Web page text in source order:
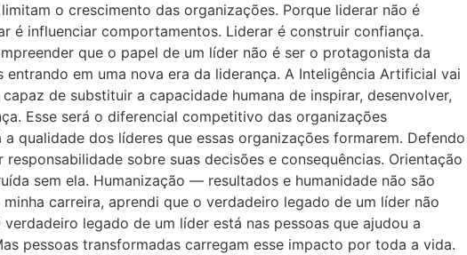
o crescimento das organizações. Porque liderar não é
é influenciar comportamentos. Liderar é construir confiança.
que o papel de um líder não é ser o protagonista da
em uma nova era da liderança. A Inteligência Artificial vai
de substituir a capacidade humana de inspirar, desenvolver,
Esse será o diferencial competitivo das organizações
qualidade dos líderes que essas organizações formarem. Defendo
sobre suas decisões e consequências. Orientação
sem ela. Humanização — resultados e humanidade não são
carreira, aprendi que o verdadeiro legado de um líder não
legado de um líder está nas pessoas que ajudou a
pessoas transformadas carregam esse impacto por toda a vida.